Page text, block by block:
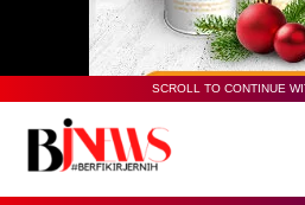
SCROLL TO CONTINUE